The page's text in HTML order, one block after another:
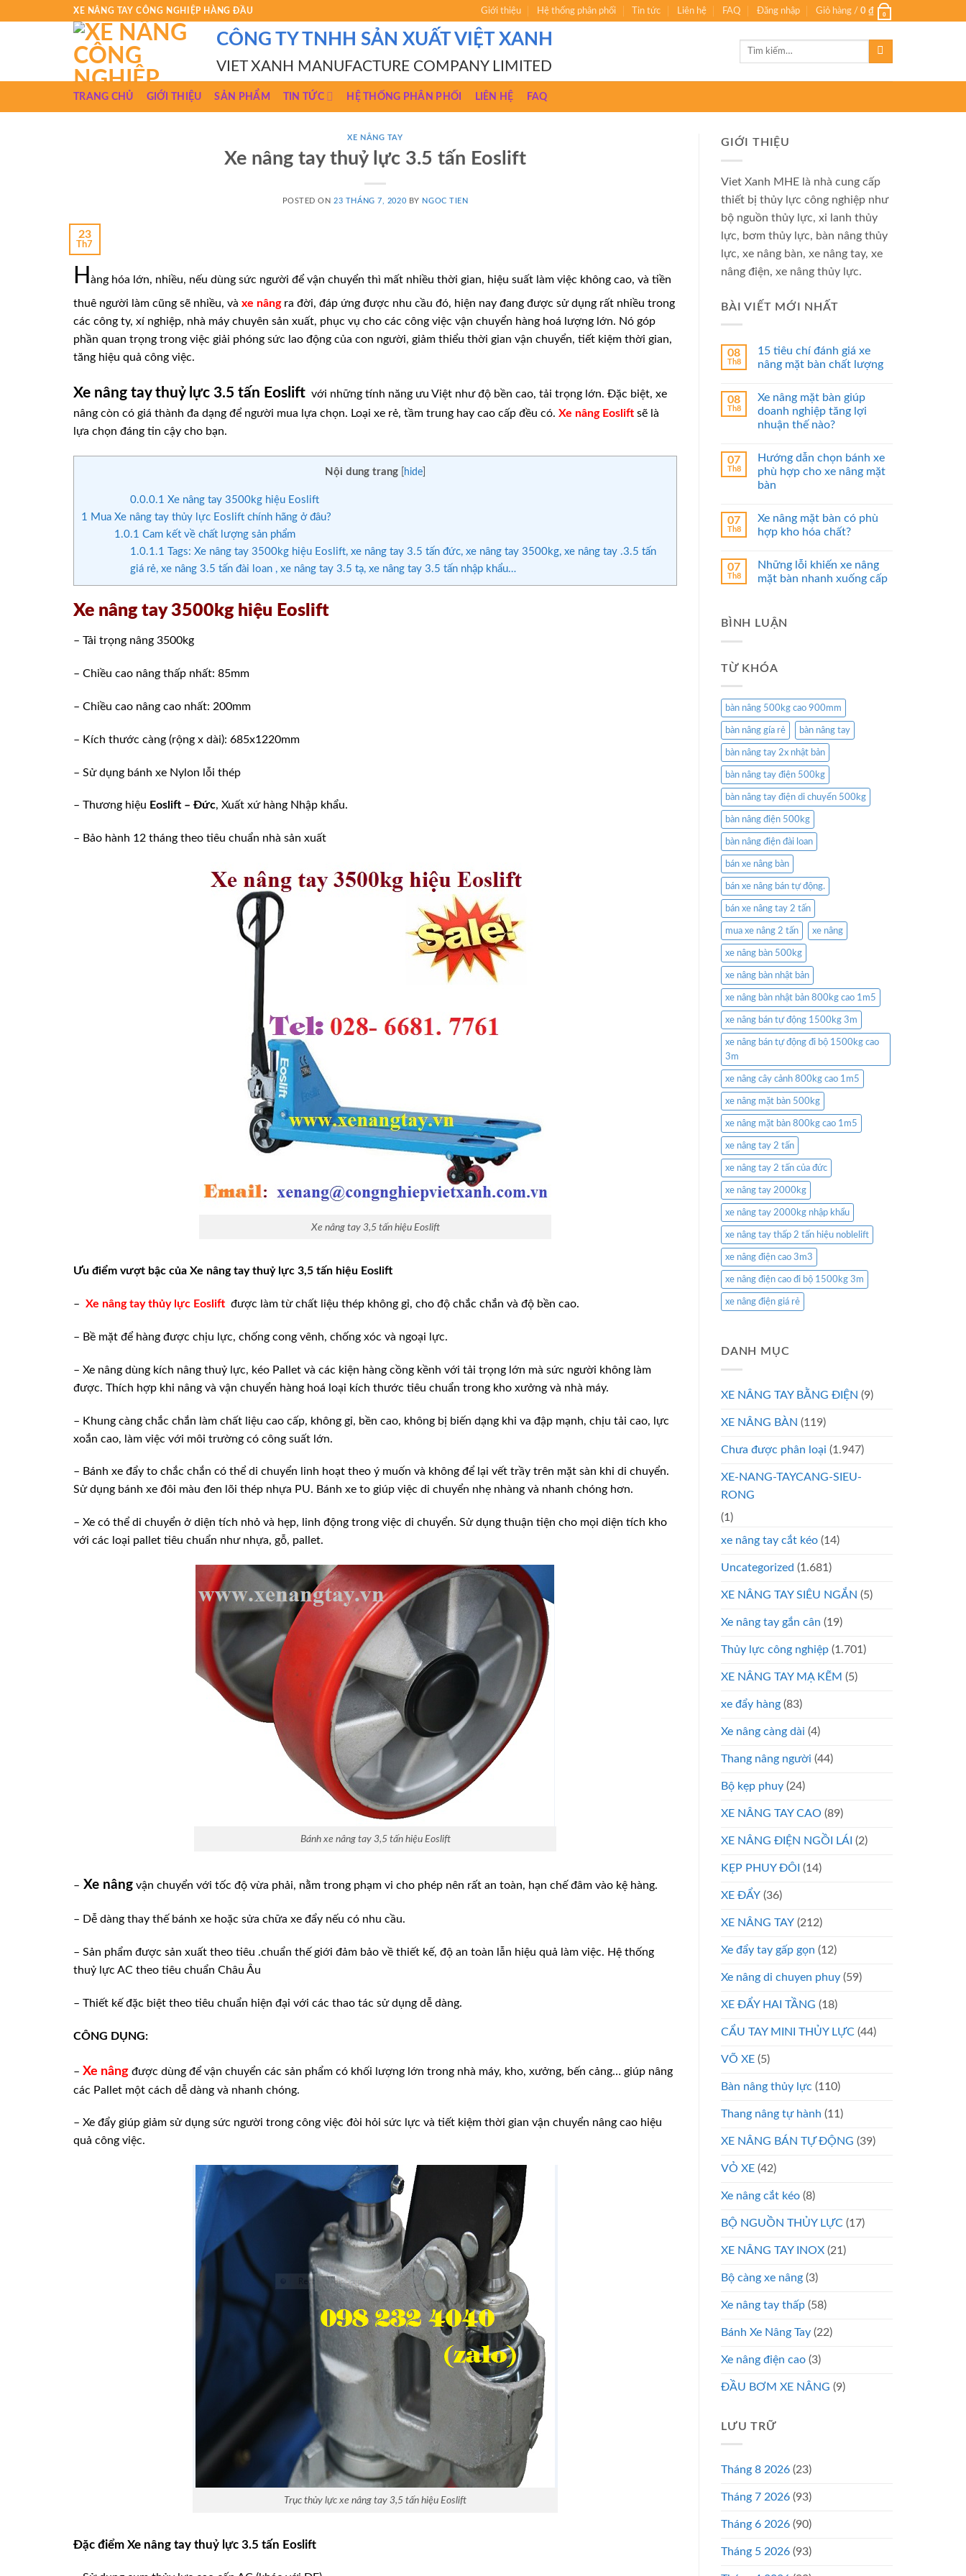
XE NÂNG TAY CÔNG NGHIỆP HÀNG ĐẦU Giới thiệu Hệ thống phân phối Tin tức Liên hệ FAQ Đăng nhập Giỏ hàng / 0 ₫ 0
CÔNG TY TNHH SẢN XUẤT VIỆT XANH
VIET XANH MANUFACTURE COMPANY LIMITED
Tìm
TRANG CHỦ GIỚI THIỆU SẢN PHẨM TIN TỨC HỆ THỐNG PHÂN PHỐI LIÊN HỆ FAQ
XE NÂNG TAY
Xe nâng tay thuỷ lực 3.5 tấn Eoslift
POSTED ON 23 THÁNG 7, 2020 BY NGOC TIEN
23
Th7
H àng hóa lớn, nhiều, nếu dùng sức người để vận chuyển thì mất nhiều thời gian, hiệu suất làm việc không cao, và tiền
thuê người làm cũng sẽ nhiều, và xe nângra đời, đáp ứng được nhu cầu đó, hiện nay đang được sử dụng rất nhiều trong
các công ty, xí nghiệp, nhà máy chuyên sản xuất, phục vụ cho các công việc vận chuyển hàng hoá lượng lớn. Nó góp
phần quan trọng trong việc giải phóng sức lao động của con người, giảm thiểu thời gian vận chuyển, tiết kiệm thời gian,
tăng hiệu quả công việc.
Xe nâng tay thuỷ lực 3.5 tấn Eoslift với những tính năng ưu Việt như độ bền cao, tải trọng lớn. Đặc biệt, xe
nâng còn có giá thành đa dạng để người mua lựa chọn. Loại xe rẻ, tầm trung hay cao cấp đều có. Xe nâng Eoslift sẽ là
lựa chọn đáng tin cậy cho bạn.
Nội dung trang hide
0.0.0.1 Xe nâng tay 3500kg hiệu Eoslift
1 Mua Xe nâng tay thủy lực Eoslift chính hãng ở đâu?
1.0.1 Cam kết về chất lượng sản phẩm
1.0.1.1 Tags: Xe nâng tay 3500kg hiệu Eoslift, xe nâng tay 3.5 tấn đức, xe nâng tay 3500kg, xe nâng tay .3.5 tấn
giá rẻ, xe nâng 3.5 tấn đài loan , xe nâng tay 3.5 tạ, xe nâng tay 3.5 tấn nhập khẩu…
Xe nâng tay 3500kg hiệu Eoslift
– Tải trọng nâng 3500kg
– Chiều cao nâng thấp nhất: 85mm
– Chiều cao nâng cao nhất: 200mm
– Kích thước càng (rộng x dài): 685x1220mm
– Sử dụng bánh xe Nylon lỗi thép
– Thương hiệu Eoslift – Đức, Xuất xứ hàng Nhập khẩu.
– Bảo hành 12 tháng theo tiêu chuẩn nhà sản xuất
Xe nâng tay 3,5 tấn hiệu Eoslift
Ưu điểm vượt bậc của Xe nâng tay thuỷ lực 3,5 tấn hiệu Eoslift
– Xe nâng tay thủy lực Eoslift được làm từ chất liệu thép không gỉ, cho độ chắc chắn và độ bền cao.
– Bề mặt để hàng được chịu lực, chống cong vênh, chống xóc và ngoại lực.
– Xe nâng dùng kích nâng thuỷ lực, kéo Pallet và các kiện hàng cồng kềnh với tải trọng lớn mà sức người không làm
được. Thích hợp khi nâng và vận chuyển hàng hoá loại kích thước tiêu chuẩn trong kho xưởng và nhà máy.
– Khung càng chắc chắn làm chất liệu cao cấp, không gỉ, bền cao, không bị biến dạng khi va đập mạnh, chịu tải cao, lực
xoắn cao, làm việc với môi trường có công suất lớn.
– Bánh xe đẩy to chắc chắn có thể di chuyển linh hoạt theo ý muốn và không để lại vết trầy trên mặt sàn khi di chuyển.
Sử dụng bánh xe đôi màu đen lõi thép nhựa PU. Bánh xe to giúp việc di chuyển nhẹ nhàng và nhanh chóng hơn.
– Xe có thể di chuyển ở diện tích nhỏ và hẹp, linh động trong việc di chuyển. Sử dụng thuận tiện cho mọi diện tích kho
với các loại pallet tiêu chuẩn như nhựa, gỗ, pallet.
Bánh xe nâng tay 3,5 tấn hiệu Eoslift
– Xe nâng vận chuyển với tốc độ vừa phải, nằm trong phạm vi cho phép nên rất an toàn, hạn chế đâm vào kệ hàng.
– Dễ dàng thay thế bánh xe hoặc sửa chữa xe đẩy nếu có nhu cầu.
– Sản phẩm được sản xuất theo tiêu .chuẩn thế giới đảm bảo về thiết kế, độ an toàn lẫn hiệu quả làm việc. Hệ thống
thuỷ lực AC theo tiêu chuẩn Châu Âu
– Thiết kế đặc biệt theo tiêu chuẩn hiện đại với các thao tác sử dụng dễ dàng.
CÔNG DỤNG:
– Xe nâng được dùng để vận chuyển các sản phẩm có khối lượng lớn trong nhà máy, kho, xưởng, bến cảng… giúp nâng
các Pallet một cách dễ dàng và nhanh chóng.
– Xe đẩy giúp giảm sử dụng sức người trong công việc đòi hỏi sức lực và tiết kiệm thời gian vận chuyển nâng cao hiệu
quả công việc.
Trục thủy lực xe nâng tay 3,5 tấn hiệu Eoslift
Đặc điểm Xe nâng tay thuỷ lực 3.5 tấn Eoslift
GIỚI THIỆU
Viet Xanh MHE là nhà cung cấp
thiết bị thủy lực công nghiệp như
bộ nguồn thủy lực, xi lanh thủy
lực, bơm thủy lực, bàn nâng thủy
lực, xe nâng bàn, xe nâng tay, xe
nâng điện, xe nâng thủy lực.
BÀI VIẾT MỚI NHẤT
08
Th8
15 tiêu chí đánh giá xe
nâng mặt bàn chất lượng
08
Th8
Xe nâng mặt bàn giúp
doanh nghiệp tăng lợi
nhuận thế nào?
07
Th8
Hướng dẫn chọn bánh xe
phù hợp cho xe nâng mặt
bàn
07
Th8
Xe nâng mặt bàn có phù
hợp kho hóa chất?
07
Th8
Những lỗi khiến xe nâng
mặt bàn nhanh xuống cấp
BÌNH LUẬN
TỪ KHÓA
bàn nâng 500kg cao 900mm
bàn nâng gía rẻ bàn nâng tay
bàn nâng tay 2x nhật bản
bàn nâng tay điện 500kg
bàn nâng tay điện di chuyển 500kg
bàn nâng điện 500kg
bàn nâng điện đài loan
bán xe nâng bàn
bán xe nâng bán tự động.
bán xe nâng tay 2 tấn
mua xe nâng 2 tấn xe nâng
xe nâng bàn 500kg
xe nâng bàn nhật bản
xe nâng bàn nhật bản 800kg cao 1m5
xe nâng bán tự động 1500kg 3m
xe nâng bán tự động đi bộ 1500kg cao
3m
xe nâng cây cảnh 800kg cao 1m5
xe nâng mặt bàn 500kg
xe nâng mặt bàn 800kg cao 1m5
xe nâng tay 2 tấn
xe nâng tay 2 tấn của đức
xe nâng tay 2000kg
xe nâng tay 2000kg nhập khẩu
xe nâng tay thấp 2 tấn hiệu noblelift
xe nâng điện cao 3m3
xe nâng điện cao đi bộ 1500kg 3m
xe nâng điện giá rẻ
DANH MỤC
XE NÂNG TAY BẰNG ĐIỆN (9)
XE NÂNG BÀN (119)
Chưa được phân loại (1.947)
XE-NANG-TAYCANG-SIEU-
RONG
(1)
xe nâng tay cắt kéo (14)
Uncategorized (1.681)
XE NÂNG TAY SIÊU NGẮN (5)
Xe nâng tay gắn cân (19)
Thủy lực công nghiệp (1.701)
XE NÂNG TAY MẠ KẼM (5)
xe đẩy hàng (83)
Xe nâng càng dài (4)
Thang nâng người (44)
Bộ kẹp phuy (24)
XE NÂNG TAY CAO (89)
XE NÂNG ĐIỆN NGỒI LÁI (2)
KẸP PHUY ĐÔI (14)
XE ĐẨY (36)
XE NÂNG TAY (212)
Xe đẩy tay gấp gọn (12)
Xe nâng di chuyen phuy (59)
XE ĐẨY HAI TẦNG (18)
CẨU TAY MINI THỦY LỰC (44)
VÕ XE (5)
Bàn nâng thủy lực (110)
Thang nâng tự hành (11)
XE NÂNG BÁN TỰ ĐỘNG (39)
VỎ XE (42)
Xe nâng cắt kéo (8)
BỘ NGUỒN THỦY LỰC (17)
XE NÂNG TAY INOX (21)
Bộ càng xe nâng (3)
Xe nâng tay thấp (58)
Bánh Xe Nâng Tay (22)
Xe nâng điện cao (3)
ĐẦU BƠM XE NÂNG (9)
LƯU TRỮ
Tháng 8 2026 (23)
Tháng 7 2026 (93)
Tháng 6 2026 (90)
Tháng 5 2026 (93)